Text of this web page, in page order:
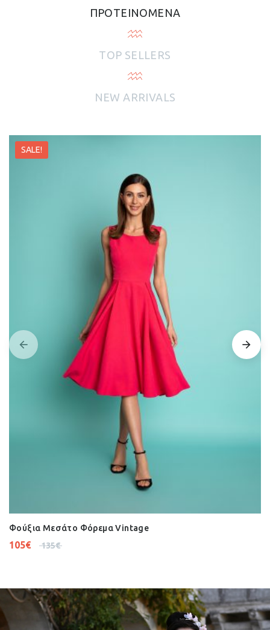
ΠΡΟΤΕΙΝΟΜΕΝΑ
TOP SELLERS
NEW ARRIVALS
SALE!
Φούξια Μεσάτο Φόρεμα Vintage
135€
105€